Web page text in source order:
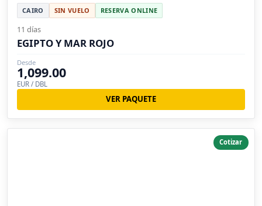
CAIRO SIN VUELO RESERVA ONLINE
11 días
EGIPTO Y MAR ROJO
Desde
1,099.00
EUR / DBL
VER PAQUETE
Cotizar